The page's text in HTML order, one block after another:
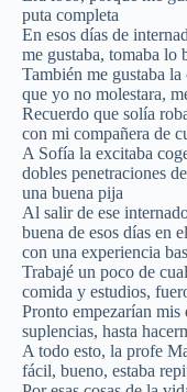
puta completa
En esos días de
me gustaba, tomaba lo
También me gustaba
que yo no molestara,
Recuerdo que solía
con mi compañera de
A Sofía la excitaba
dobles penetraciones
una buena pija
Al salir de ese
buena de esos días en
con una experiencia
Trabajé un poco de
comida y estudios,
Pronto empezarían mis
suplencias, hasta
A todo esto, la profe
fácil, bueno, estaba